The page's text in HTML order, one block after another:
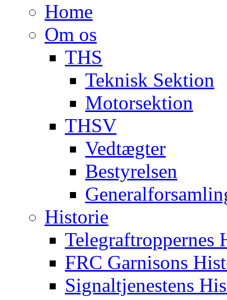
Home
Om os
THS
Teknisk Sektion
Motorsektion
THSV
Vedtægter
Bestyrelsen
Historie
Telegraftroppernes
FRC Garnisons
Signaltjenestens